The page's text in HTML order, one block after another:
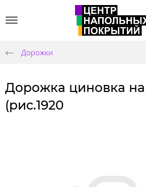
Дорожки
Дорожка циновка на
(рис.1920